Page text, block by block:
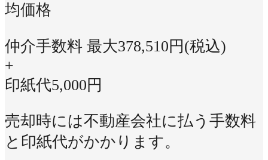
均価格
仲介手数料 最大378,510円(税込)
+
印紙代5,000円
売却時には不動産会社に払う手数料
と印紙代がかかります。